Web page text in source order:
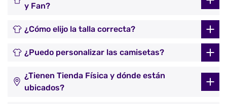
y Fan?
¿Cómo elijo la talla correcta?
¿Puedo personalizar las camisetas?
¿Tienen Tienda Física y dónde están
ubicados?